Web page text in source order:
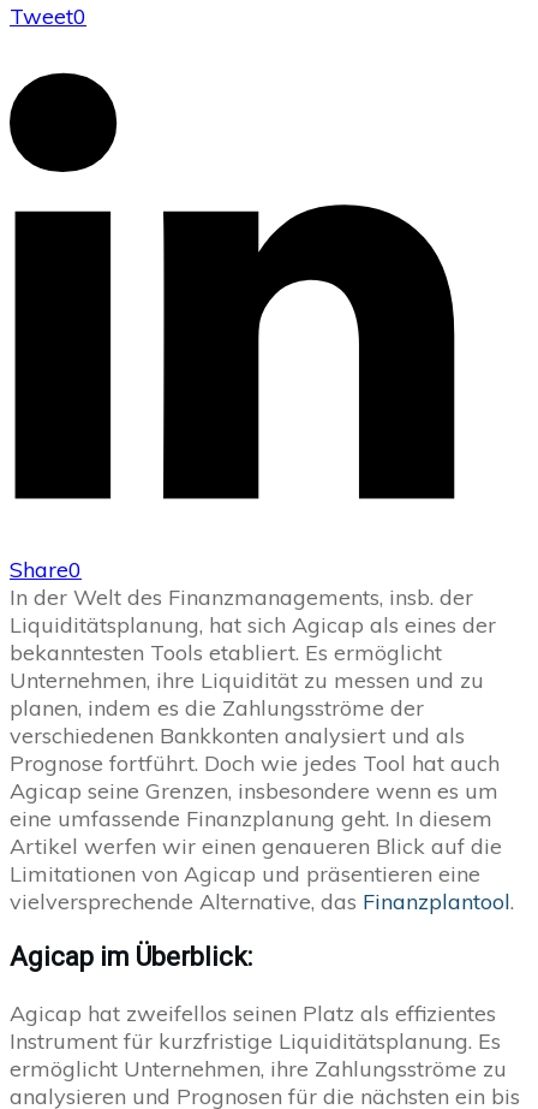
Tweet0
Share0
In der Welt des Finanzmanagements, insb. der
Liquiditätsplanung, hat sich Agicap als eines der
bekanntesten Tools etabliert. Es ermöglicht
Unternehmen, ihre Liquidität zu messen und zu
planen, indem es die Zahlungsströme der
verschiedenen Bankkonten analysiert und als
Prognose fortführt. Doch wie jedes Tool hat auch
Agicap seine Grenzen, insbesondere wenn es um
eine umfassende Finanzplanung geht. In diesem
Artikel werfen wir einen genaueren Blick auf die
Limitationen von Agicap und präsentieren eine
vielversprechende Alternative, das Finanzplantool.
Agicap im Überblick:
Agicap hat zweifellos seinen Platz als effizientes
Instrument für kurzfristige Liquiditätsplanung. Es
ermöglicht Unternehmen, ihre Zahlungsströme zu
analysieren und Prognosen für die nächsten ein bis